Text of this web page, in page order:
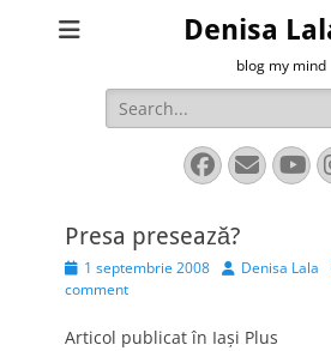
Denisa
blog my mind
Search
for:
Facebook
Email
Presa presează?
Posted
on
1 septembrie 2008 AuthorDenisa Lala
comment
Articol publicat în Iaşi Plus